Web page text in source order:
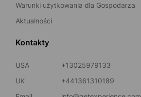
Warunki użytkowania dla Gospodarza
Aktualności
Kontakty
USA
+13025979133
UK
+441361310189